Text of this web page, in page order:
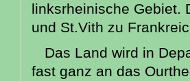
linksrheinische Gebiet.
und St.Vith zu
Das Land wird in
fast ganz an das